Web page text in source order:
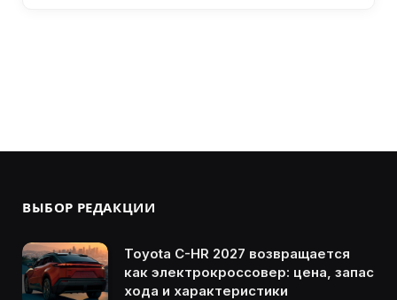
ВЫБОР РЕДАКЦИИ
Toyota C-HR 2027 возвращается
как электрокроссовер: цена, запас
хода и характеристики